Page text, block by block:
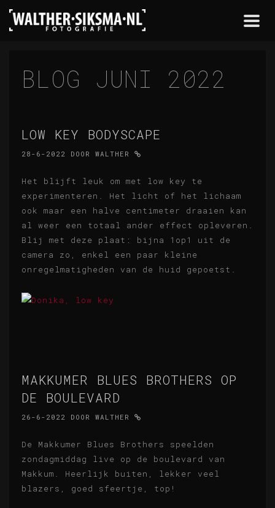
BLOG JUNI 2022
LOW KEY BODYSCAPE
28-6-2022 DOOR WALTHER
Het blijft leuk om met low key te
experimenteren. Het licht of het lichaam
ook maar een halve centimeter draaien kan
al weer een totaal ander effect opleveren.
Blij met deze plaat: bijna 1op1 uit de
camera zo, enkel een paar kleine
onregelmatigheden van de huid gepoetst.
MAKKUMER BLUES BROTHERS OP
DE BOULEVARD
26-6-2022 DOOR WALTHER
De Makkumer Blues Brothers speelden
zondagmiddag live op de boulevard van
Makkum. Heerlijk buiten, lekker veel
blazers, goed sfeertje, top!